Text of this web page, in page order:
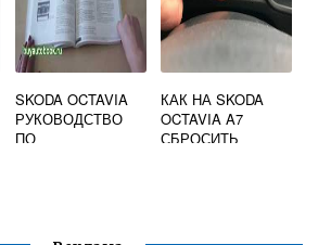
SKODA OCTAVIA
РУКОВОДСТВО
ПО
КАК НА SKODA
OCTAVIA A7
СБРОСИТЬ